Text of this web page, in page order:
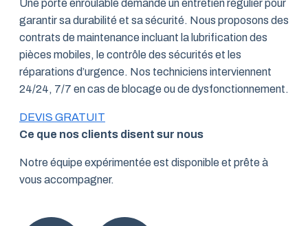
Une porte enroulable demande un entretien régulier pour
garantir sa durabilité et sa sécurité. Nous proposons des
contrats de maintenance incluant la lubrification des
pièces mobiles, le contrôle des sécurités et les
réparations d’urgence. Nos techniciens interviennent
24/24, 7/7 en cas de blocage ou de dysfonctionnement.
DEVIS GRATUIT
Ce que nos clients disent sur nous
Notre équipe expérimentée est disponible et prête à
vous accompagner.